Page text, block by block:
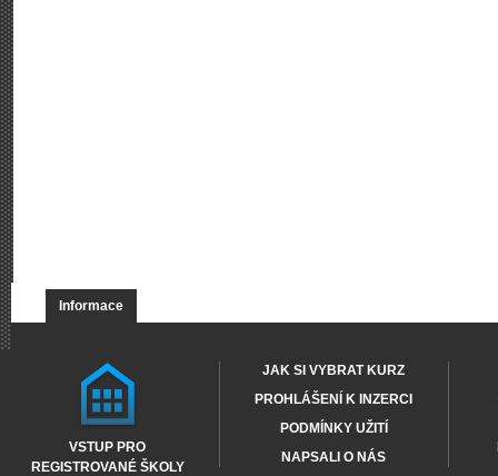
Informace
VSTUP PRO
REGISTROVANÉ ŠKOLY
JAK SI VYBRAT KURZ
PROHLÁŠENÍ K INZERCI
PODMÍNKY UŽITÍ
NAPSALI O NÁS